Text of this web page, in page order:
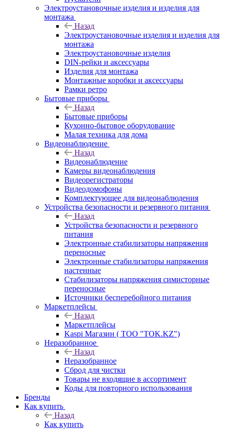
Электроустановочные изделия и изделия для
монтажа
Назад
Электроустановочные изделия и изделия для
монтажа
Электроустановочные изделия
DIN-рейки и аксессуары
Изделия для монтажа
Монтажные коробки и аксессуары
Рамки ретро
Бытовые приборы
Назад
Бытовые приборы
Кухонно-бытовое оборудование
Малая техника для дома
Видеонаблюдение
Назад
Видеонаблюдение
Камеры видеонаблюдения
Видеорегистраторы
Видеодомофоны
Комплектующее для видеонаблюдения
Устройства безопасности и резервного питания
Назад
Устройства безопасности и резервного
питания
Электронные стабилизаторы напряжения
переносные
Электронные стабилизаторы напряжения
настенные
Стабилизаторы напряжения симисторные
переносные
Источники бесперебойного питания
Маркетплейсы
Назад
Маркетплейсы
Kaspi Магазин ( ТОО "TOK.KZ")
Неразобранное
Назад
Неразобранное
Сброд для чистки
Товары не входящие в ассортимент
Коды для повторного использования
Бренды
Как купить
Назад
Как купить